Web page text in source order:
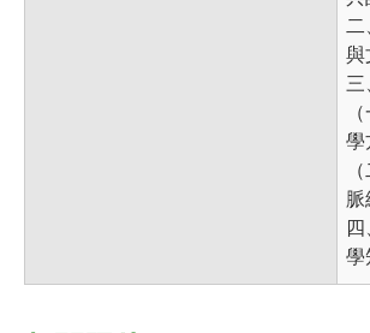
與
學
學